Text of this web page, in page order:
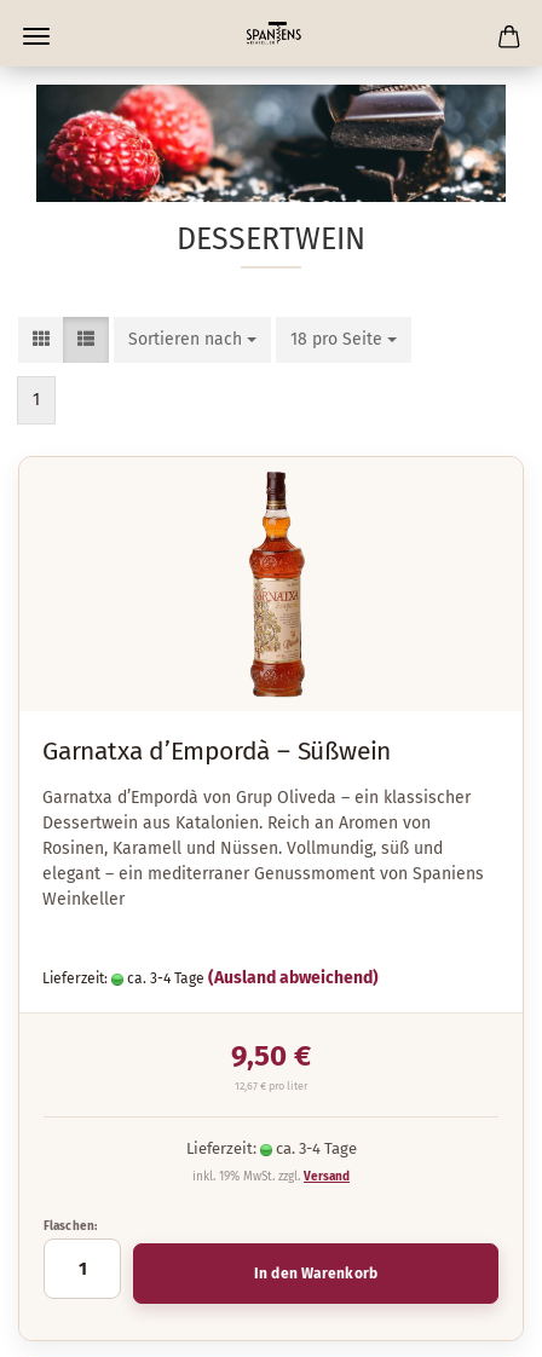
DESSERTWEIN
Sortieren nach
Sortieren nach 18 pro Seite
pro Seite
1
Garnatxa d’Empordà – Süßwein
Garnatxa d’Empordà von Grup Oliveda – ein klassischer
Dessertwein aus Katalonien. Reich an Aromen von
Rosinen, Karamell und Nüssen. Vollmundig, süß und
elegant – ein mediterraner Genussmoment von Spaniens
Weinkeller
Lieferzeit: ca. 3-4 Tage (Ausland abweichend)
9,50 €
12,67 € pro liter
Lieferzeit: ca. 3-4 Tage
inkl. 19% MwSt. zzgl. Versand
Flaschen:
In den Warenkorb